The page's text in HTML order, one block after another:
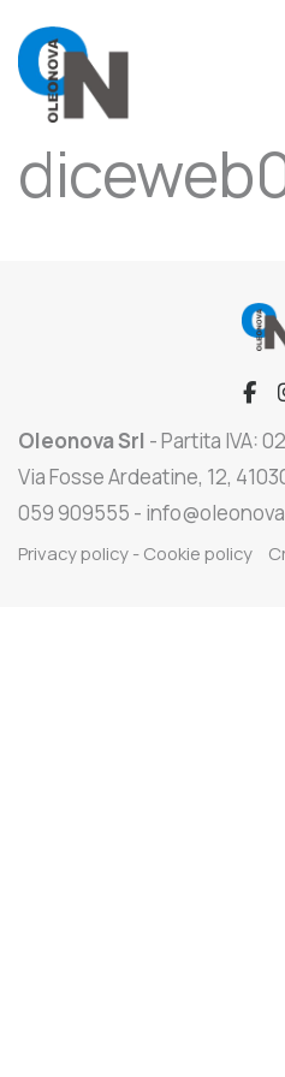
Autore:
Open side menu
Oleonova Srl - Partita IVA:
Via Fosse Ardeatine, 12,
059 909555 -
Privacy policy - Cookie policy